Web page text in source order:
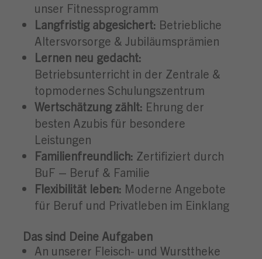
unser Fitnessprogramm
Langfristig abgesichert: Betriebliche
Altersvorsorge & Jubiläumsprämien
Lernen neu gedacht:
Betriebsunterricht in der Zentrale &
topmodernes Schulungszentrum
Wertschätzung zählt: Ehrung der
besten Azubis für besondere
Leistungen
Familienfreundlich: Zertifiziert durch
BuF – Beruf & Familie
Flexibilität leben: Moderne Angebote
für Beruf und Privatleben im Einklang
Das sind Deine Aufgaben
An unserer Fleisch- und Wursttheke